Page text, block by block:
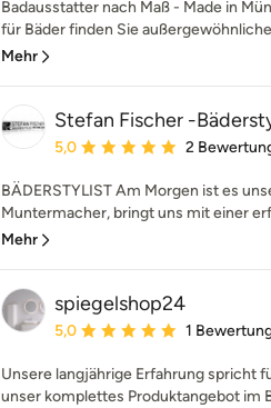
Badausstatter nach Maß - Made in
für Bäder finden Sie
Mehr
Stefan Fischer -
Durchschnittliche Bewertung:
5,0 2
BÄDERSTYLIST Am Morgen ist es
Muntermacher, bringt uns mit einer
Mehr
spiegelshop24
Durchschnittliche Bewertung:
5,0 1
Unsere langjährige Erfahrung spricht
unser komplettes Produktangebot im